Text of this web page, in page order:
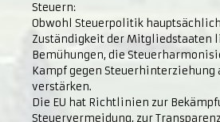
Steuern:
Obwohl Steuerpolitik
Zuständigkeit der Mitgliedstaaten
Bemühungen, die
Kampf gegen Steuerhinterziehung
verstärken.
Die EU hat Richtlinien zur
Steuervermeidung, zur